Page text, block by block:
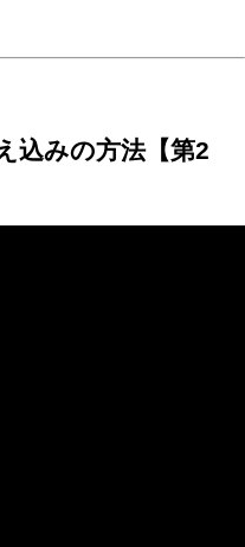
込みの方法【第2